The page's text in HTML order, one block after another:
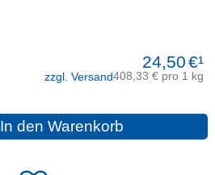
24,50€¹
zzgl. Versand408,33 € pro 1 kg
In den Warenkorb